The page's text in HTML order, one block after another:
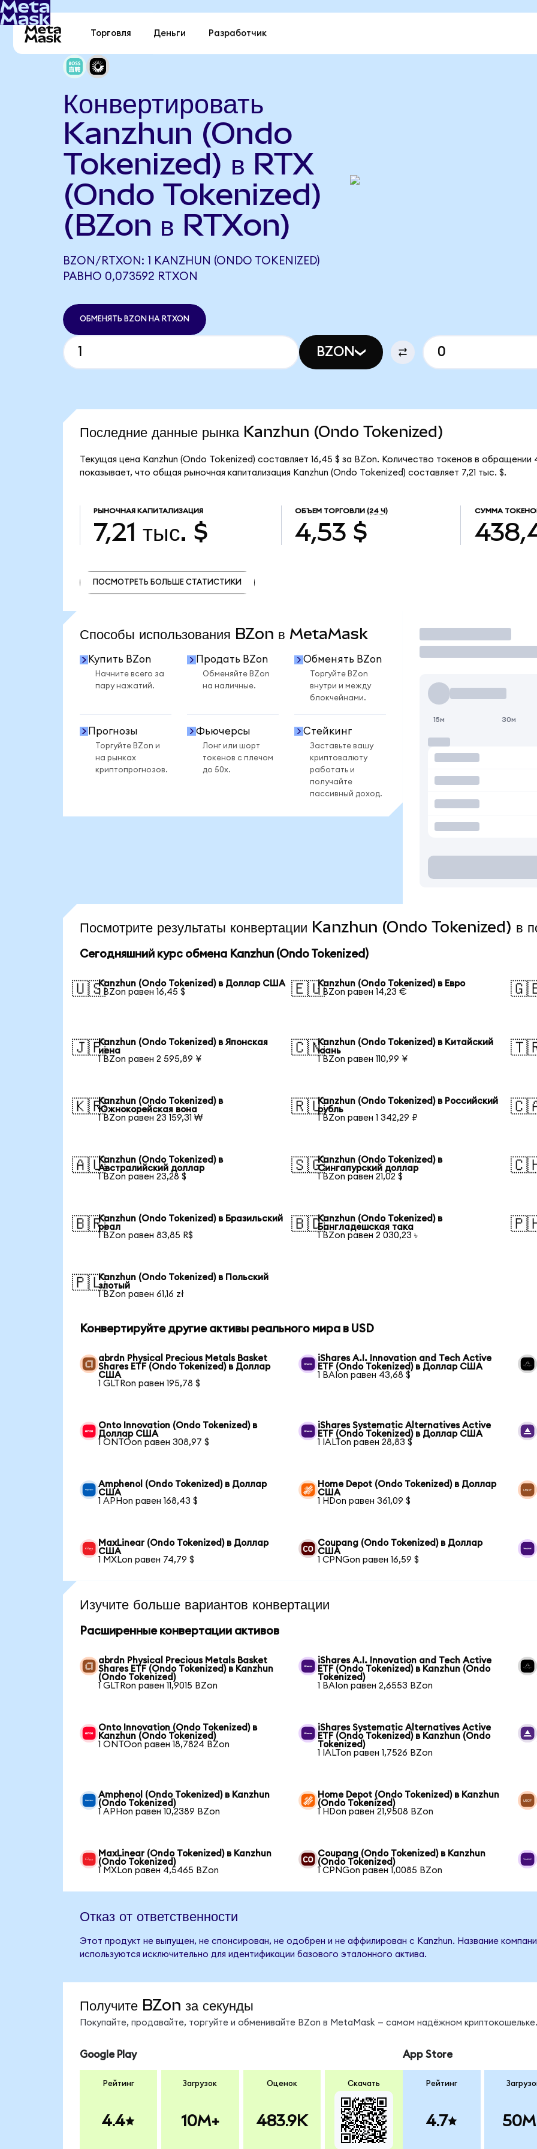
Торговля Деньги Разработчик
Конвертировать
Kanzhun (Ondo
Tokenized) в RTX
(Ondo Tokenized)
(BZon в RTXon)
BZON/RTXON: 1 KANZHUN (ONDO TOKENIZED)
РАВНО 0,073592 RTXON
ОБМЕНЯТЬ BZON НА RTXON
BZON
Последние данные рынка Kanzhun (Ondo Tokenized)
Текущая цена Kanzhun (Ondo Tokenized) составляет 16,45 $ за BZon. Количество токенов в обращении
показывает, что общая рыночная капитализация Kanzhun (Ondo Tokenized) составляет 7,21 тыс. $.
РЫНОЧНАЯ КАПИТАЛИЗАЦИЯ
7,21 тыс. $
ОБЪЕМ ТОРГОВЛИ (24 Ч)
4,53 $
СУММА
ПОСМОТРЕТЬ БОЛЬШЕ СТАТИСТИКИ
Способы использования BZon в MetaMask
Купить BZon
Начните всего за
пару нажатий.
Продать BZon
Обменяйте BZon
на наличные.
Обменять BZon
Торгуйте BZon
внутри и между
блокчейнами.
Прогнозы
Торгуйте BZon и
на рынках
криптопрогнозов.
Фьючерсы
Лонг или шорт
токенов с плечом
до 50x.
Стейкинг
Заставьте вашу
криптовалюту
работать и
получайте
пассивный доход.
Торговать
15м 30м
Посмотрите результаты конвертации Kanzhun (Ondo Tokenized) в
Сегодняшний курс обмена Kanzhun (Ondo Tokenized)
🇺🇸Kanzhun (Ondo Tokenized) в Доллар США
1 BZon равен 16,45 $
🇪🇺Kanzhun (Ondo Tokenized) в Евро
1 BZon равен 14,23 €
🇯🇵Kanzhun (Ondo Tokenized) в Японская
иена
1 BZon равен 2 595,89 ¥
🇨🇳Kanzhun (Ondo Tokenized) в Китайский
юань
1 BZon равен 110,99 ¥
🇰🇷Kanzhun (Ondo Tokenized) в
Южнокорейская вона
1 BZon равен 23 159,31 ₩
🇷🇺Kanzhun (Ondo Tokenized) в Российский
рубль
1 BZon равен 1 342,29 ₽
🇦🇺Kanzhun (Ondo Tokenized) в
Австралийский доллар
1 BZon равен 23,28 $
🇸🇬Kanzhun (Ondo Tokenized) в
Сингапурский доллар
1 BZon равен 21,02 $
🇧🇷Kanzhun (Ondo Tokenized) в Бразильский
реал
1 BZon равен 83,85 R$
🇧🇩Kanzhun (Ondo Tokenized) в
Бангладешская така
1 BZon равен 2 030,23 ৳
🇵🇱Kanzhun (Ondo Tokenized) в Польский
злотый
1 BZon равен 61,16 zł
Конвертируйте другие активы реального мира в USD
abrdn Physical Precious Metals Basket
Shares ETF (Ondo Tokenized) в Доллар
США
1 GLTRon равен 195,78 $
iShares A.I. Innovation and Tech Active
ETF (Ondo Tokenized) в Доллар США
1 BAIon равен 43,68 $
Onto Innovation (Ondo Tokenized) в
Доллар США
1 ONTOon равен 308,97 $
iShares Systematic Alternatives Active
ETF (Ondo Tokenized) в Доллар США
1 IALTon равен 28,83 $
Amphenol (Ondo Tokenized) в Доллар
США
1 APHon равен 168,43 $
Home Depot (Ondo Tokenized) в Доллар
США
1 HDon равен 361,09 $
MaxLinear (Ondo Tokenized) в Доллар
США
1 MXLon равен 74,79 $
Coupang (Ondo Tokenized) в Доллар
США
1 CPNGon равен 16,59 $
Изучите больше вариантов конвертации
Расширенные конвертации активов
abrdn Physical Precious Metals Basket
Shares ETF (Ondo Tokenized) в Kanzhun
(Ondo Tokenized)
1 GLTRon равен 11,9015 BZon
iShares A.I. Innovation and Tech Active
ETF (Ondo Tokenized) в Kanzhun (Ondo
Tokenized)
1 BAIon равен 2,6553 BZon
Onto Innovation (Ondo Tokenized) в
Kanzhun (Ondo Tokenized)
1 ONTOon равен 18,7824 BZon
iShares Systematic Alternatives Active
ETF (Ondo Tokenized) в Kanzhun (Ondo
Tokenized)
1 IALTon равен 1,7526 BZon
Amphenol (Ondo Tokenized) в Kanzhun
(Ondo Tokenized)
1 APHon равен 10,2389 BZon
Home Depot (Ondo Tokenized) в Kanzhun
(Ondo Tokenized)
1 HDon равен 21,9508 BZon
MaxLinear (Ondo Tokenized) в Kanzhun
(Ondo Tokenized)
1 MXLon равен 4,5465 BZon
Coupang (Ondo Tokenized) в Kanzhun
(Ondo Tokenized)
1 CPNGon равен 1,0085 BZon
Отказ от ответственности
Этот продукт не выпущен, не спонсирован, не одобрен и не аффилирован с Kanzhun. Название
используются исключительно для идентификации базового эталонного актива.
Получите BZon за секунды
Покупайте, продавайте, торгуйте и обменивайте BZon в MetaMask — самом надёжном криптокошельке.
Google Play
Рейтинг
4.4
Загрузок
10M+
Оценок
483.9K
Скачать
App Store
Рейтинг
4.7